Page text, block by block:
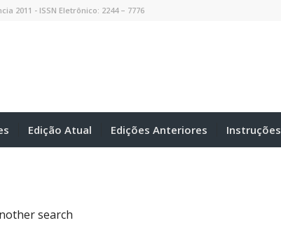
2011 - ISSN Eletrônico: 2244 – 7776
Edição Atual Edições Anteriores Instruções
search